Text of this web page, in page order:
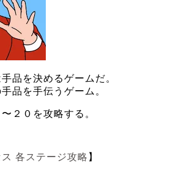
品を決めるゲームだ。
品を手伝うゲーム。
２０を攻略する。
各ステージ攻略 】